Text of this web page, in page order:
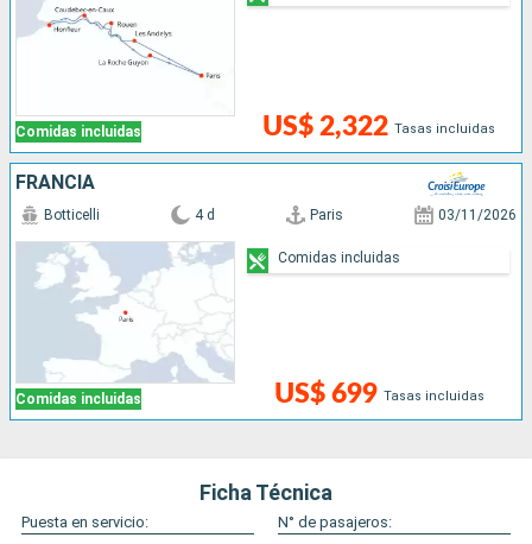
Comidas incluidas US$ 2,322 Tasas incluidas
FRANCIA
Comidas incluidas
Botticelli 4 d Paris 03/11/2026
US$ 699 Tasas incluidas
Comidas incluidas
Ficha Técnica
Puesta en servicio:
N° de pasajeros: